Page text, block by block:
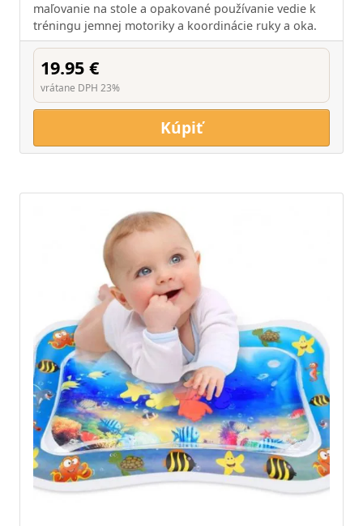
maľovanie na stole a opakované používanie vedie k
tréningu jemnej motoriky a koordinácie ruky a oka.
19.95 €
vrátane DPH 23%
Kúpiť